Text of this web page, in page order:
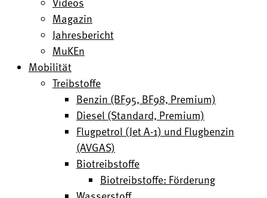
Magazin
Jahresbericht
MuKEn
Mobilität
Treibstoffe
Benzin (BF95, BF98, Premium)
Diesel (Standard, Premium)
Flugpetrol (Jet A-1) und Flugbenzin
(AVGAS)
Biotreibstoffe
Biotreibstoffe: Förderung